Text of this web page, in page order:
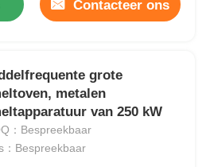
Contacteer ons
grote
metalen
van 250 kW
：Bespreekbaar
：Bespreekbaar